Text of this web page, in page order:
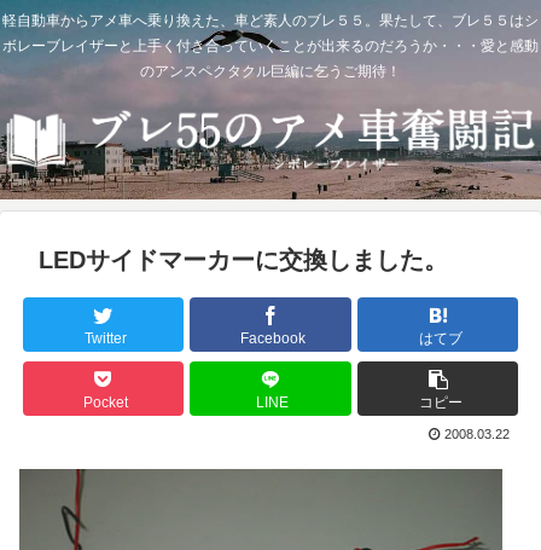
軽自動車からアメ車へ乗り換えた、車ど素人のブレ５５。果たして、ブレ５５はシ
ボレーブレイザーと上手く付き合っていくことが出来るのだろうか・・・愛と感動
のアンスペクタクル巨編に乞うご期待！
LEDサイドマーカーに交換しました。
Twitter Facebook はてブ
Pocket LINE コピー
2008.03.22